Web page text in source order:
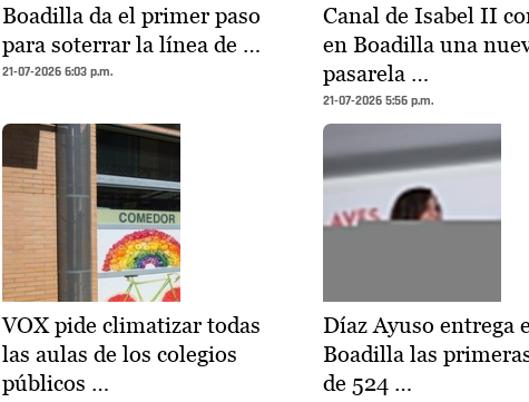
Boadilla da el primer paso
para soterrar la línea de …
21-07-2026 6:03 p.m.
Canal de Isabel II
en Boadilla una
pasarela …
21-07-2026 5:56 p.m.
VOX pide climatizar todas
las aulas de los colegios
públicos …
Díaz Ayuso entrega
Boadilla las
de 524 …